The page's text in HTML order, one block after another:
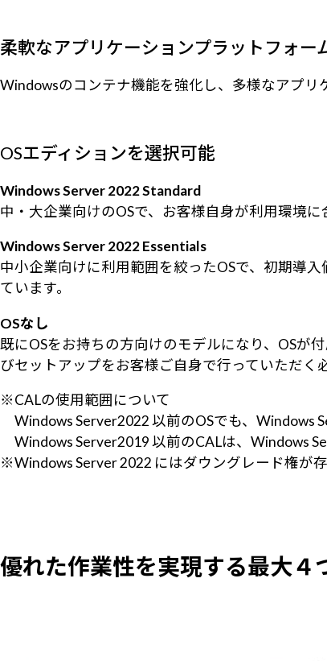
柔軟なアプリケーションプラットフォー
Windowsのコンテナ機能を強化し、多様なアプリ
OSエディションを選択可能
Windows Server 2022 Standard
中・大企業向けのOSで、お客様自身が利用環境
Windows Server 2022 Essentials
中小企業向けに利用範囲を絞ったOSで、初期導
ています。
OSなし
既にOSをお持ちの方向けのモデルになり、OSが
びセットアップをお客様ご自身で行っていただく
※CALの使用範囲について
Windows Server2022 以前のOSでも、Windows
Windows Server2019 以前のCALは、Windows
※Windows Server 2022 にはダウングレード権が
優れた作業性を実現する最大４